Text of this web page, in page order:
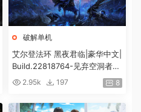
破解单机
艾尔登法环 黑夜君临|豪华中文|
Build.22818764-见弃空洞者DL
C+预购特典+全DLC+修改器|解
2.95k 197 8